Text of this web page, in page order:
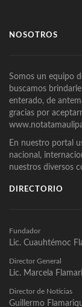
NOSOTROS
Somos un equipo
buscamos
enterado, de
gracias por
En nuestro portal
nacional,
nuestros diversos
DIRECTORIO
Fundador
Lic. Cuauhtémoc
Director General
Lic. Marcela
Director de Noticias
Guillermo